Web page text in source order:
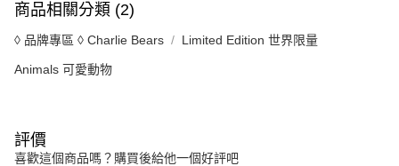
商品相關分類 (2)
◊ 品牌專區 ◊ Charlie Bears Limited Edition 世界限量
Animals 可愛動物
評價
喜歡這個商品嗎？購買後給他一個好評吧